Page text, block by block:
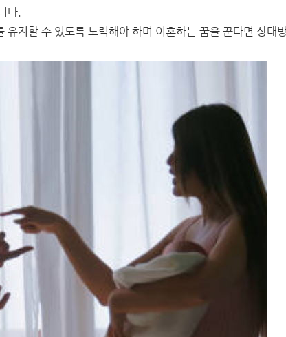
다.
지할 수 있도록 노력해야 하며 이혼하는 꿈을 꾼다면 상대